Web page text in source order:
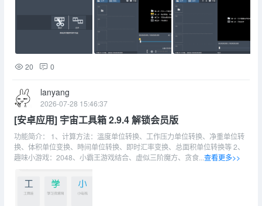
20 0
lanyang
2026-07-28 15:46:37
[安卓应用] 宇宙工具箱 2.9.4 解锁会员版
功能简介： 1、计算方法：溫度单位转换、工作压力单位转换、净重单位转
换、体积单位变换、時间单位转换、即时汇率变换、总面积单位转换等 2、
趣味小游戏：2048、小霸王游戏结合、虚似三阶魔方、贪食...查看更多>>